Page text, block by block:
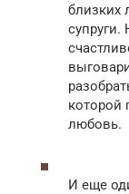
близких
супруги.
которой
любовь.
И еще